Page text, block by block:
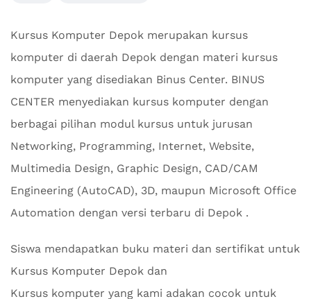
Kursus Komputer Depok merupakan kursus
komputer di daerah Depok dengan materi kursus
komputer yang disediakan Binus Center. BINUS
CENTER menyediakan kursus komputer dengan
berbagai pilihan modul kursus untuk jurusan
Networking, Programming, Internet, Website,
Multimedia Design, Graphic Design, CAD/CAM
Engineering (AutoCAD), 3D, maupun Microsoft Office
Automation dengan versi terbaru di Depok .
Siswa mendapatkan buku materi dan sertifikat untuk
Kursus Komputer Depok dan
Kursus komputer yang kami adakan cocok untuk